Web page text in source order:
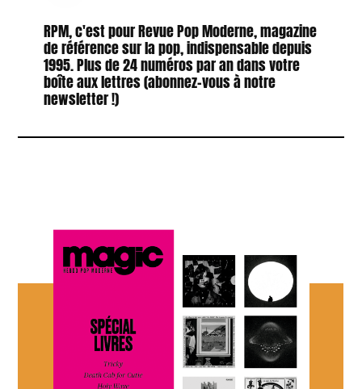
RPM, c'est pour Revue Pop Moderne, magazine
de référence sur la pop, indispensable depuis
1995. Plus de 24 numéros par an dans votre
boîte aux lettres (abonnez-vous à notre
newsletter !)